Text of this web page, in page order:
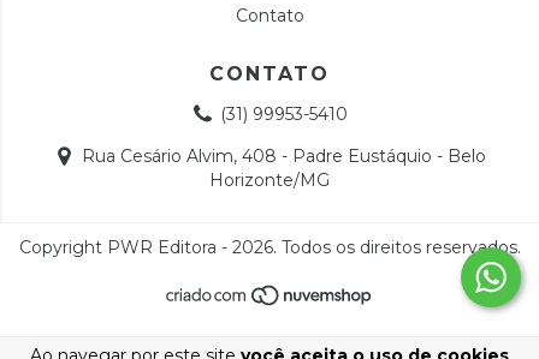
Contato
CONTATO
(31) 99953-5410
Rua Cesário Alvim, 408 - Padre Eustáquio - Belo
Horizonte/MG
Copyright PWR Editora - 2026. Todos os direitos reservados.